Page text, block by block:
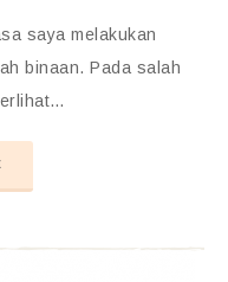
saya melakukan
binaan. Pada salah